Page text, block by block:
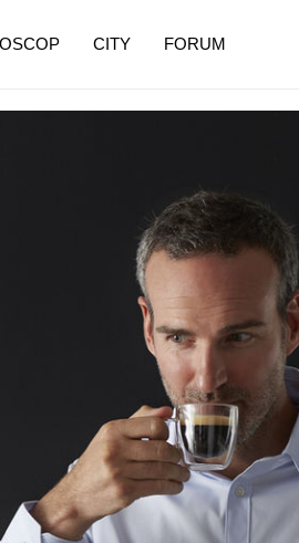
CITY FORUM
este investigația